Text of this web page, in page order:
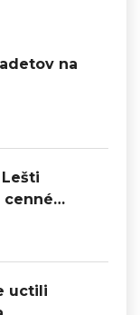
na
cenné…
uctili